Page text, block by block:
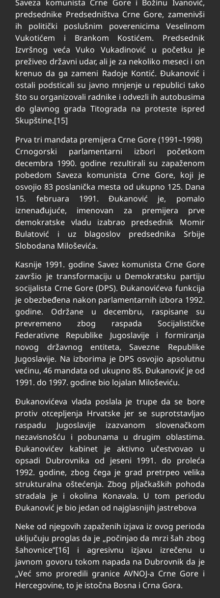
Saveza komunista Crne Gore i Božinu Ivanović,
predsednike Predsedništva Crne Gore, zamenivši
ih politički poslušnim poverenicima Veselinom
Vukotićem i Brankom Kostićem. Predsednik
Izvršnog veća Vuko Vukadinović u početku je
preživeo državni udar, ali je za nekoliko meseci i on
krenuo da ga zameni Radoje Kontić. Đukanović i
ostali podsticali su javno mnjenje u republici tako
što su organizovali radnike i odvezli ih autobusima
do glavnog grada Titograda na proteste ispred
Skupštine.[15]
Prva tri mandata premijera Crne Gore (1991–1998)
Crnogorski parlamentarni izbori početkom
decembra 1990. godine rezultirali su zapaženom
pobedom Saveza komunista Crne Gore, koji je
osvojio 83 poslanička mesta od ukupno 125. Dana
15. februara 1991. Đukanović je, pomalo
iznenađujuće, imenovan za premijera prve
demokratske vladu izabrao predsednik Momir
Bulatović i uz blagoslov predsednika Srbije
Slobodana Miloševića.
Kasnije 1991. godine Savez komunista Crne Gore
završio je transformaciju u Demokratsku partiju
socijalista Crne Gore (DPS). Đukanovićeva funkcija
je obezbeđena nakon parlamentarnih izbora 1992.
godine. Održane u decembru, raspisane su
prevremeno zbog raspada Socijalističke
Federativne Republike Jugoslavije i formiranja
novog državnog entiteta, Savezne Republike
Jugoslavije. Na izborima je DPS osvojio apsolutnu
većinu, 46 mandata od ukupno 85. Đukanović je od
1991. do 1997. godine bio lojalan Miloševiću.
Đukanovićeva vlada poslala je trupe da se bore
protiv otcepljenja Hrvatske jer se suprotstavljao
raspadu Jugoslavije izazvanom slovenačkom
nezavisnošću i pobunama u drugim oblastima.
Đukanovićev kabinet je aktivno učestvovao u
opsadi Dubrovnika od jeseni 1991. do proleća
1992. godine, zbog čega je grad pretrpeo velika
strukturalna oštećenja. Zbog pljačkaških pohoda
stradala je i okolina Konavala. U tom periodu
Đukanović je bio jedan od najglasnijih jastrebova
Neke od njegovih zapaženih izjava iz ovog perioda
uključuju proglas da je „počinjao da mrzi šah zbog
šahovnice“[16] i agresivnu izjavu izrečenu u
javnom govoru tokom napada na Dubrovnik da je
„Već smo proredili granice AVNOJ-a Crne Gore i
Hercegovine, to je istočna Bosna i Crna Gora.